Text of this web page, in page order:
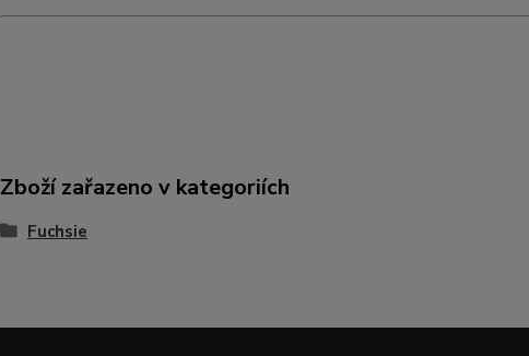
Zboží zařazeno v kategoriích
Fuchsie